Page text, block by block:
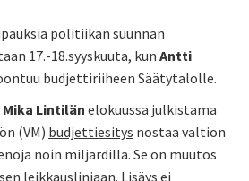
politiikan suunnan
17.-18.syyskuuta, kun Antti
budjettiriiheen Säätytalolle.
Mika Lintilän elokuussa julkistama
(VM) budjettiesitys nostaa valtion
noin miljardilla. Se on muutos
leikkauslinjaan. Lisäys ei